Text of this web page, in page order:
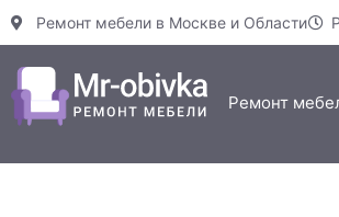
Ремонт мебели в Москве и Области
Ремонт